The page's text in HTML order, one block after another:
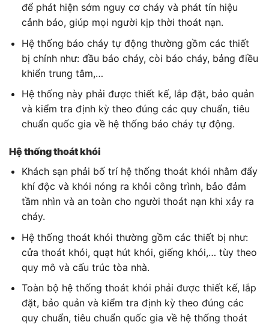
để phát hiện sớm nguy cơ cháy và phát tín hiệu
cảnh báo, giúp mọi người kịp thời thoát nạn.
Hệ thống báo cháy tự động thường gồm các thiết
bị chính như: đầu báo cháy, còi báo cháy, bảng điều
khiển trung tâm,…
Hệ thống này phải được thiết kế, lắp đặt, bảo quản
và kiểm tra định kỳ theo đúng các quy chuẩn, tiêu
chuẩn quốc gia về hệ thống báo cháy tự động.
Hệ thống thoát khói
Khách sạn phải bố trí hệ thống thoát khói nhằm đẩy
khí độc và khói nóng ra khỏi công trình, bảo đảm
tầm nhìn và an toàn cho người thoát nạn khi xảy ra
cháy.
Hệ thống thoát khói thường gồm các thiết bị như:
cửa thoát khói, quạt hút khói, giếng khói,… tùy theo
quy mô và cấu trúc tòa nhà.
Toàn bộ hệ thống thoát khói phải được thiết kế, lắp
đặt, bảo quản và kiểm tra định kỳ theo đúng các
quy chuẩn, tiêu chuẩn quốc gia về hệ thống thoát